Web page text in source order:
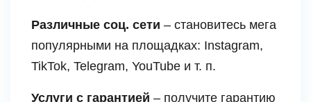
Различные соц. сети – становитесь мега
популярными на площадках: Instagram,
TikTok, Telegram, YouTube и т. п.
Услуги с гарантией – получите гарантию